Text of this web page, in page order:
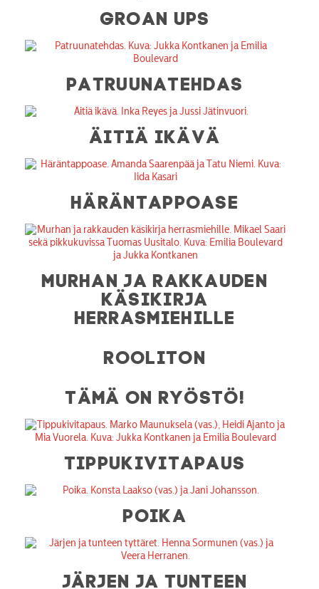
GROAN UPS
PATRUUNATEHDAS
ÄITIÄ IKÄVÄ
HÄRÄNTAPPOASE
MURHAN JA RAKKAUDEN
KÄSIKIRJA
HERRASMIEHILLE
ROOLITON
TÄMÄ ON RYÖSTÖ!
TIPPUKIVITAPAUS
POIKA
JÄRJEN JA TUNTEEN